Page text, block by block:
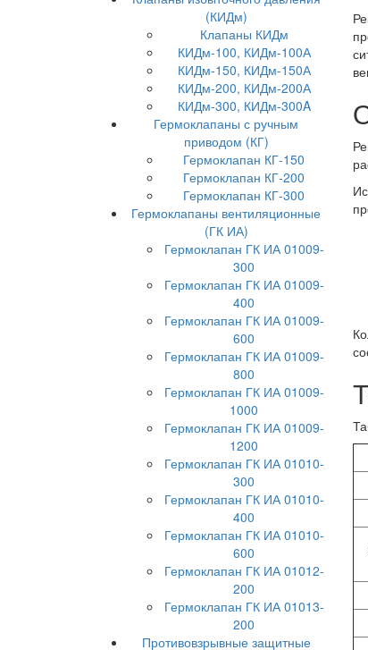
(КИДм)
Клапаны КИДм
КИДм-100, КИДм-100А
КИДм-150, КИДм-150А
КИДм-200, КИДм-200А
КИДм-300, КИДм-300A
Гермоклапаны с ручным
приводом (КГ)
Гермоклапан КГ-150
Гермоклапан КГ-200
Гермоклапан КГ-300
Гермоклапаны вентиляционные
(ГК ИА)
Гермоклапан ГК ИА 01009-
300
Гермоклапан ГК ИА 01009-
400
Гермоклапан ГК ИА 01009-
600
Гермоклапан ГК ИА 01009-
800
Гермоклапан ГК ИА 01009-
1000
Гермоклапан ГК ИА 01009-
1200
Гермоклапан ГК ИА 01010-
300
Гермоклапан ГК ИА 01010-
400
Гермоклапан ГК ИА 01010-
600
Гермоклапан ГК ИА 01012-
200
Гермоклапан ГК ИА 01013-
200
Противовзрывные защитные